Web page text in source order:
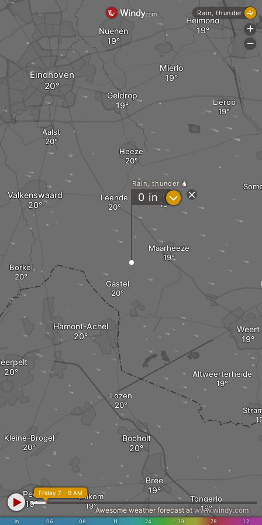
Leende
Heeze
Maarheeze
Sterksel
Valkenswaard
Aalst
Hamont-Achel
Lozen
Gastel
Borkel
Altweerterheide
Weert
Nuenen
Geldrop
Mierlo
Eindhoven
Kleine-Brogel
Peer
Bocholt
Ellikom
Bree
Lierop
Helmond
Tongerlo
Rain, thunder
0 in ?
in .06 .08 .11 .24 .39 .78 1.2
Friday 7 - 9 AM
Awesome weather forecast at www.windy.com
Rain, thunder
+
-